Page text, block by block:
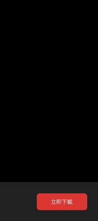
立即下載